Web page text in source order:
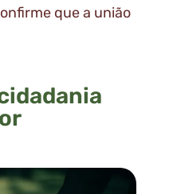
que a união